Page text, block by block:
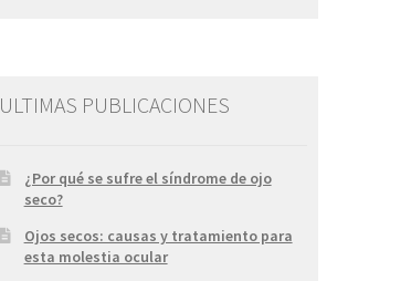
ULTIMAS PUBLICACIONES
¿Por qué se sufre el síndrome de ojo
seco?
Ojos secos: causas y tratamiento para
esta molestia ocular